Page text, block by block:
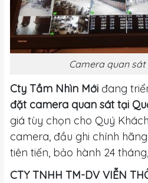
Camera quan sát
Cty Tầm Nhìn Mới đang
đặt camera quan sát tại
giá tùy chọn cho Quý
camera, đầu ghi chính
tiên tiến, bảo hành 24
CTY TNHH TM-DV VIỄN